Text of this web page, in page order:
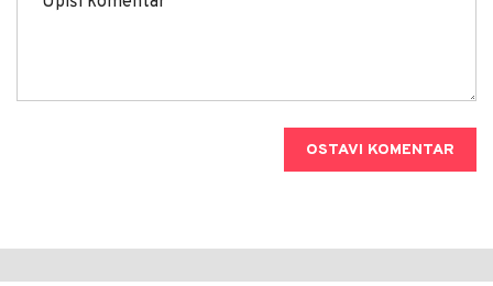
OSTAVI KOMENTAR